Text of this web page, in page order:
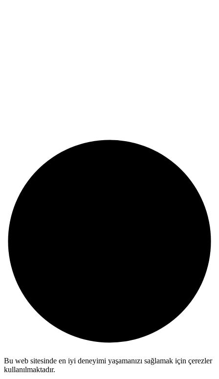
Bu web sitesinde en iyi deneyimi yaşamanızı sağlamak için çerezler
kullanılmaktadır.